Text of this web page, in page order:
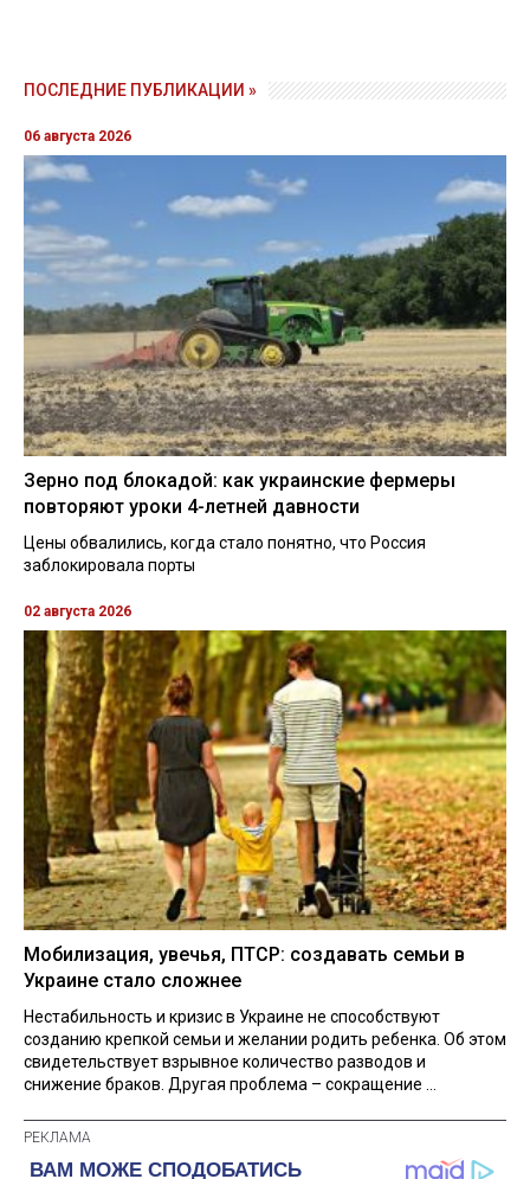
ПОСЛЕДНИЕ ПУБЛИКАЦИИ »
06 августа 2026
Зерно под блокадой: как украинские фермеры
повторяют уроки 4-летней давности
Цены обвалились, когда стало понятно, что Россия
заблокировала порты
02 августа 2026
Мобилизация, увечья, ПТСР: создавать семьи в
Украине стало сложнее
Нестабильность и кризис в Украине не способствуют
созданию крепкой семьи и желании родить ребенка. Об этом
свидетельствует взрывное количество разводов и
снижение браков. Другая проблема – сокращение ...